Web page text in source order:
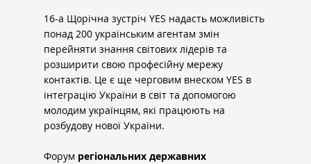
16-а Щорічна зустріч YES надасть можливість
понад 200 українським агентам змін
перейняти знання світових лідерів та
розширити свою професійну мережу
контактів. Це є ще черговим внеском YES в
інтеграцію України в світ та допомогою
молодим українцям, які працюють на
розбудову нової України.
Форум регіональних державних